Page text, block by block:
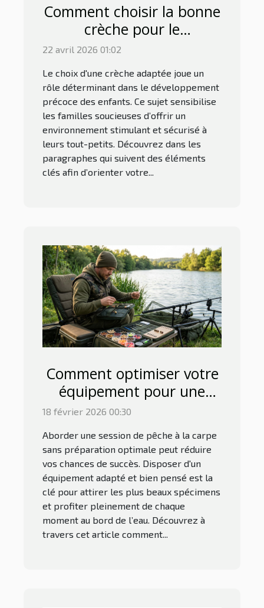
Comment choisir la bonne
crèche pour le
développement précoce ?
22 avril 2026 01:02
Le choix d'une crèche adaptée joue un
rôle déterminant dans le développement
précoce des enfants. Ce sujet sensibilise
les familles soucieuses d’offrir un
environnement stimulant et sécurisé à
leurs tout-petits. Découvrez dans les
paragraphes qui suivent des éléments
clés afin d’orienter votre...
Comment optimiser votre
équipement pour une
session de pêche à la
18 février 2026 00:30
Aborder une session de pêche à la carpe
sans préparation optimale peut réduire
vos chances de succès. Disposer d'un
équipement adapté et bien pensé est la
clé pour attirer les plus beaux spécimens
et profiter pleinement de chaque
moment au bord de l’eau. Découvrez à
travers cet article comment...